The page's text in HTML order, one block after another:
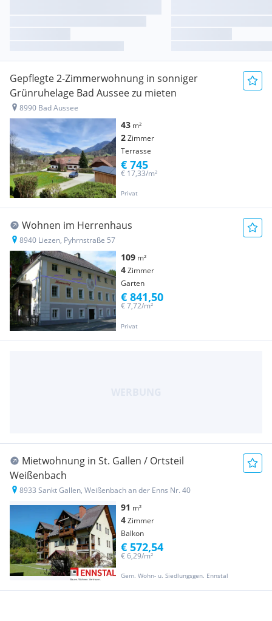
Gepflegte 2-Zimmerwohnung in sonniger
Grünruhelage Bad Aussee zu mieten
8990 Bad Aussee
43 m²
2Zimmer
Terrasse
Privat
€ 17,33/m²
€ 745
Wohnen im Herrenhaus
8940 Liezen, Pyhrnstraße 57
109 m²
4Zimmer
Garten
Privat
€ 7,72/m²
€ 841,50
Mietwohnung in St. Gallen / Ortsteil
Weißenbach
8933 Sankt Gallen, Weißenbach an der Enns Nr. 40
91 m²
4Zimmer
Balkon
Gem. Wohn- u. Siedlungsgen. Ennstal
€ 6,29/m²
€ 572,54